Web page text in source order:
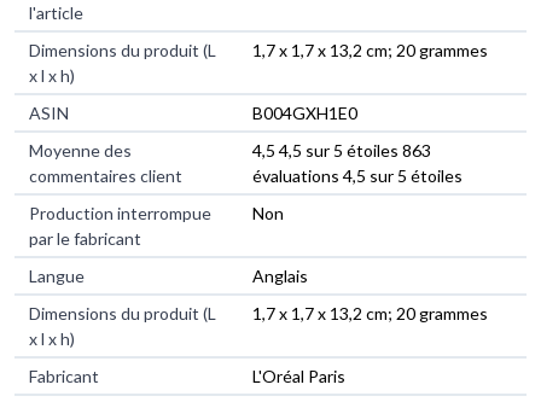
l'article
Dimensions du produit (L
x l x h)
‎1,7 x 1,7 x 13,2 cm; 20 grammes
ASIN
‎B004GXH1E0
Moyenne des
commentaires client
4,5 4,5 sur 5 étoiles 863
évaluations 4,5 sur 5 étoiles
Production interrompue
par le fabricant
Non
Langue
Anglais
Dimensions du produit (L
x l x h)
1,7 x 1,7 x 13,2 cm; 20 grammes
Fabricant
L'Oréal Paris